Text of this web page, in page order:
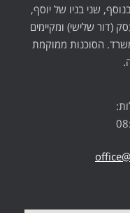
שני בניו של יוסף,
(דור שלישי) ומקיימים
הסוכנות ממוקמת